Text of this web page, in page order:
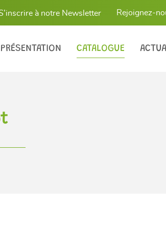
à notre Newsletter Rejoignez-
PRÉSENTATION CATALOGUE